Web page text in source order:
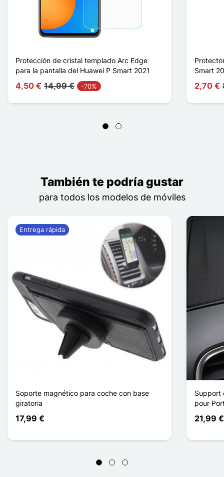
Protección de cristal templado Arc Edge
para la pantalla del Huawei P Smart 2021
4,50 € 14,99 € -70%
Smart
2,70 €
También te podría gustar
para todos los modelos de móviles
Soporte magnético para coche con base
giratoria
17,99 €
Entrega rápida
Support
pour
21,99 €